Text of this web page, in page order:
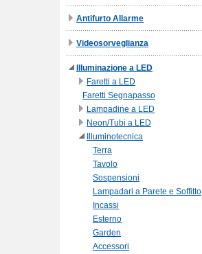
Antifurto Allarme
Videosorveglianza
Illuminazione a LED
Faretti a LED
Faretti Segnapasso
Lampadine a LED
Neon/Tubi a LED
Illuminotecnica
Terra
Tavolo
Sospensioni
Lampadari a Parete e Soffitto
Incassi
Esterno
Garden
Accessori